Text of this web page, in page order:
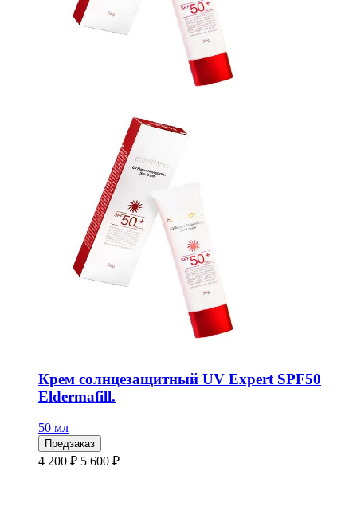
Крем солнцезащитный UV Expert SPF50
Eldermafill.
50 мл
Предзаказ
4 200 ₽ 5 600 ₽